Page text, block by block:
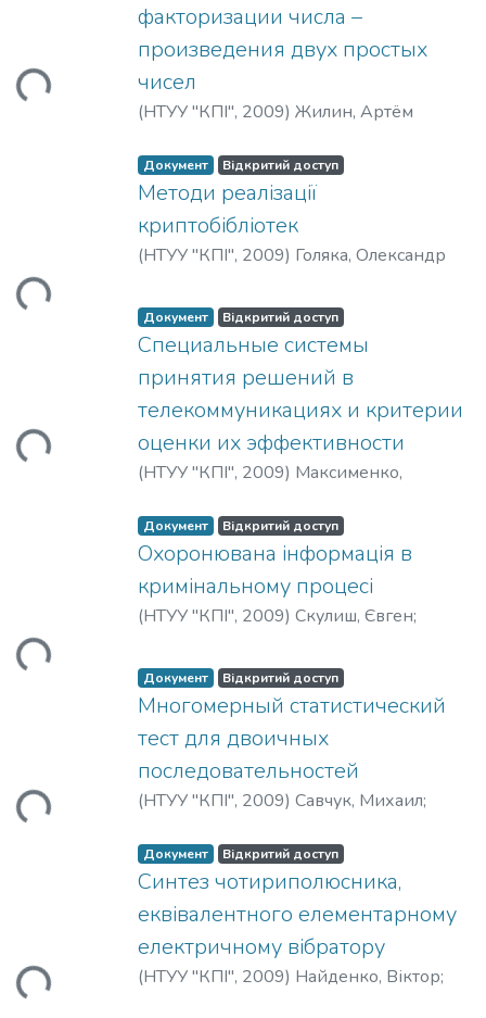
факторизации числа –
произведения двух простых
чисел
(НТУУ "КПІ", 2009) Жилин, Артём
Документ Відкритий доступ
Методи реалізації
криптобібліотек
(НТУУ "КПІ", 2009) Голяка, Олександр
Документ Відкритий доступ
Специальные системы
принятия решений в
телекоммуникациях и критерии
оценки их эффективности
(НТУУ "КПІ", 2009) Максименко,
Документ Відкритий доступ
Охоронювана інформація в
кримінальному процесі
(НТУУ "КПІ", 2009) Скулиш, Євген;
Документ Відкритий доступ
Многомерный статистический
тест для двоичных
последовательностей
(НТУУ "КПІ", 2009) Савчук, Михаил;
Документ Відкритий доступ
Синтез чотириполюсника,
еквівалентного елементарному
електричному вібратору
(НТУУ "КПІ", 2009) Найденко, Віктор;